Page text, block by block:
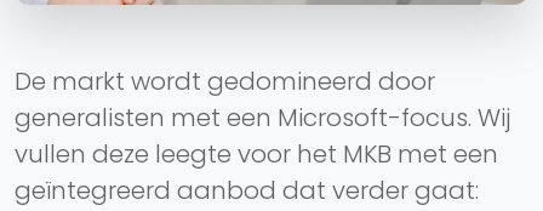
De markt wordt gedomineerd door
generalisten met een Microsoft-focus. Wij
vullen deze leegte voor het MKB met een
geïntegreerd aanbod dat verder gaat: